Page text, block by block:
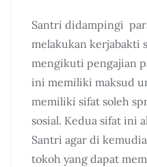
Santri didampingi
melakukan kerjabakti
mengikuti pengajian
ini memiliki maksud
memiliki sifat soleh
sosial. Kedua sifat ini
Santri agar di
tokoh yang dapat